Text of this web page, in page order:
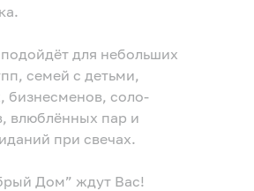
для небольших
семей с детьми,
бизнесменов, соло-
влюблённых пар и
при свечах.
Дом” ждут Вас!